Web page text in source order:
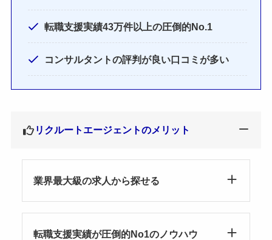
転職支援実績43万件以上の圧倒的No.1
コンサルタントの評判が良い口コミが多い
リクルートエージェントのメリット
業界最大級の求人から探せる
転職支援実績が圧倒的No1のノウハウ